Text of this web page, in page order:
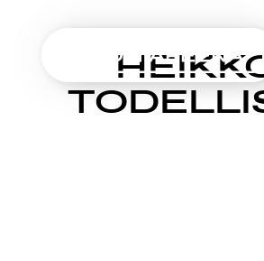
sisältöön